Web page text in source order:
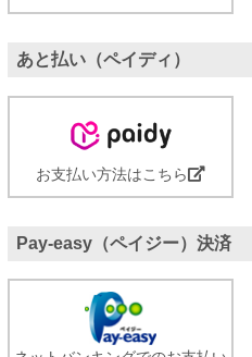
あと払い（ペイディ）
お支払い方法はこちら
Pay-easy（ペイジー）決済